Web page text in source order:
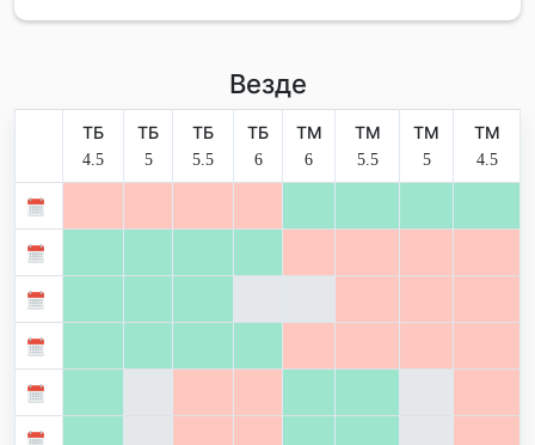
Везде
ТБ
4.5
ТБ
5
ТБ
5.5
ТБ
6
ТМ
6
ТМ
5.5
ТМ
5
ТМ
4.5